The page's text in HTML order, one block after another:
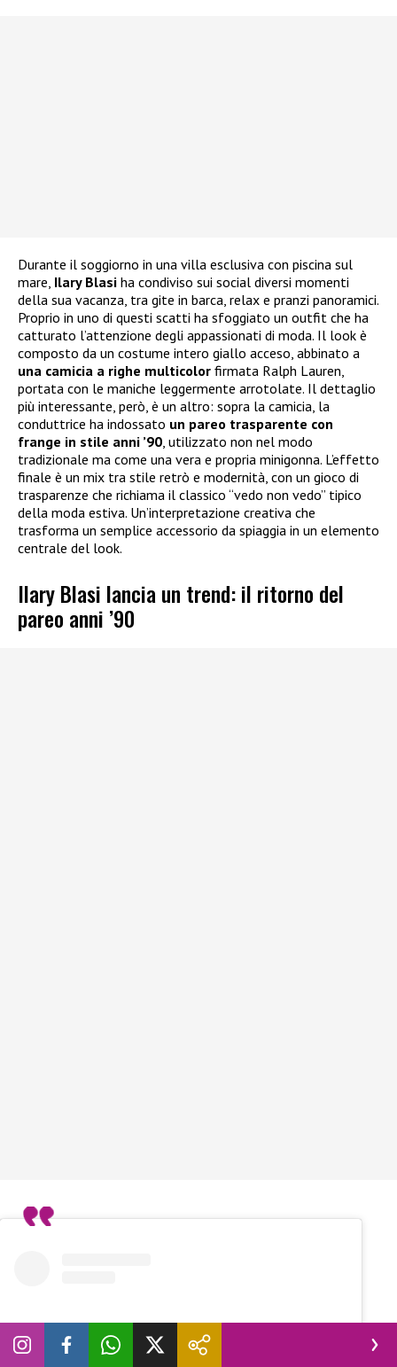
Durante il soggiorno in una villa esclusiva con piscina sul
mare, Ilary Blasi ha condiviso sui social diversi momenti
della sua vacanza, tra gite in barca, relax e pranzi panoramici.
Proprio in uno di questi scatti ha sfoggiato un outfit che ha
catturato l’attenzione degli appassionati di moda. Il look è
composto da un costume intero giallo acceso, abbinato a
una camicia a righe multicolor firmata Ralph Lauren,
portata con le maniche leggermente arrotolate. Il dettaglio
più interessante, però, è un altro: sopra la camicia, la
conduttrice ha indossato un pareo trasparente con
frange in stile anni ’90, utilizzato non nel modo
tradizionale ma come una vera e propria minigonna. L’effetto
finale è un mix tra stile retrò e modernità, con un gioco di
trasparenze che richiama il classico “vedo non vedo” tipico
della moda estiva. Un’interpretazione creativa che
trasforma un semplice accessorio da spiaggia in un elemento
centrale del look.
Ilary Blasi lancia un trend: il ritorno del
pareo anni ’90